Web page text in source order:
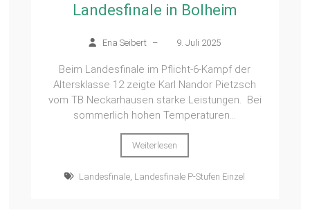
Landesfinale in Bolheim
Ena Seibert – 9. Juli 2025
Beim Landesfinale im Pflicht-6-Kampf der
Altersklasse 12 zeigte Karl Nandor Pietzsch
vom TB Neckarhausen starke Leistungen. Bei
sommerlich hohen Temperaturen...
Weiterlesen
Landesfinale, Landesfinale P-Stufen Einzel